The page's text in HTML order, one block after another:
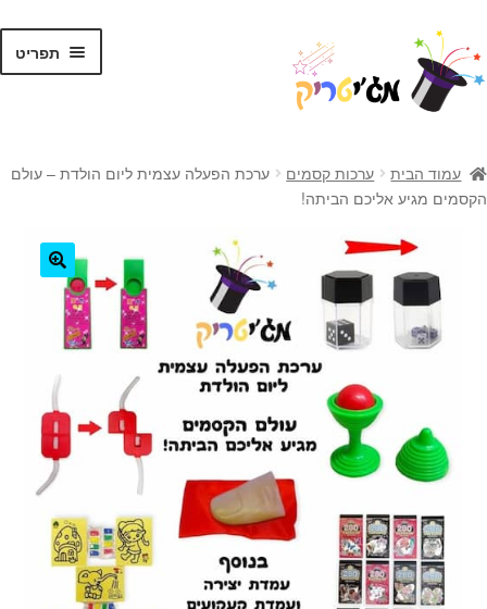
דלג
לניווט
לדלג
לתוכן
תפריט
קסמים לילדים
קסמים למתקדמים
קלפי קסמים
טריקים
ג'אגלינג
סל קניות
תשלום
עמוד הבית ערכות קסמים
ערכת הפעלה עצמית ליום הולדת – עולם
הקסמים מגיע אליכם הביתה!
🔍